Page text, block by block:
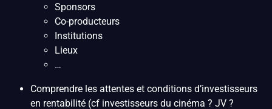
Sponsors
Co-producteurs
Institutions
Lieux
…
Comprendre les attentes et conditions d’investisseurs
en rentabilité (cf investisseurs du cinéma ? JV ?